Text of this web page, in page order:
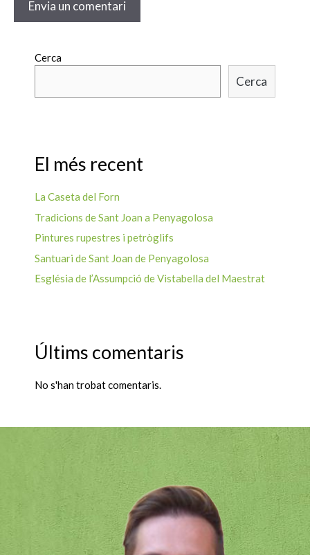
Cerca
Cerca
El més recent
La Caseta del Forn
Tradicions de Sant Joan a Penyagolosa
Pintures rupestres i petròglifs
Santuari de Sant Joan de Penyagolosa
Església de l’Assumpció de Vistabella del Maestrat
Últims comentaris
No s'han trobat comentaris.